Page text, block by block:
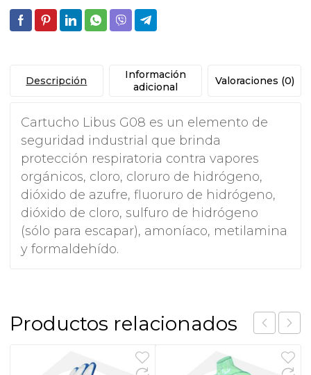
Descripción
Información
adicional
Valoraciones (0)
Cartucho Libus G08 es un elemento de
seguridad industrial que brinda
protección respiratoria contra vapores
orgánicos, cloro, cloruro de hidrógeno,
dióxido de azufre, fluoruro de hidrógeno,
dióxido de cloro, sulfuro de hidrógeno
(sólo para escapar), amoníaco, metilamina
y formaldehído.
Productos relacionados